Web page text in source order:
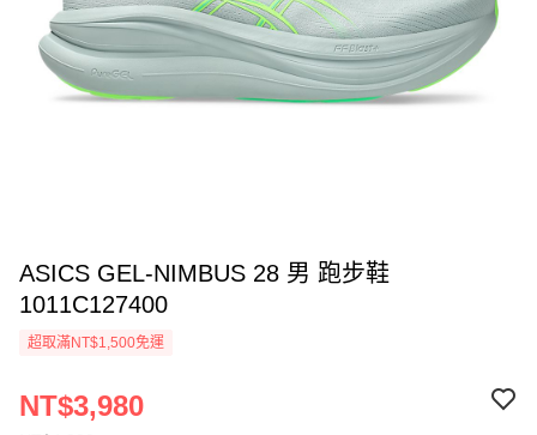
ASICS GEL-NIMBUS 28 男 跑步鞋
1011C127400
超取滿NT$1,500免運
NT$3,980